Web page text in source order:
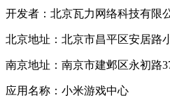
开发者：北京瓦力网络科技有限
北京地址：北京市昌平区安居路
南京地址：南京市建邺区永初路
应用名称：小米游戏中心